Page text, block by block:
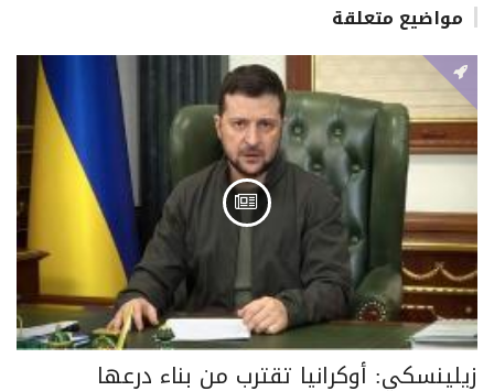
مواضيع متعلقة
زيلينسكي: أوكرانيا تقترب من بناء درعها